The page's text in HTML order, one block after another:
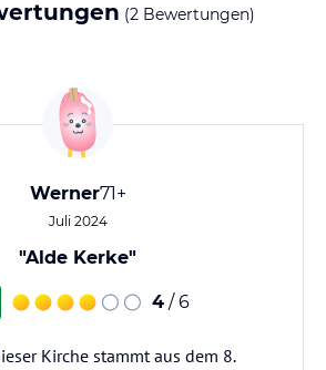
(2 Bewertungen)
Werner71+
Juli 2024
"Alde Kerke"
4 / 6
Kirche stammt aus dem 8.